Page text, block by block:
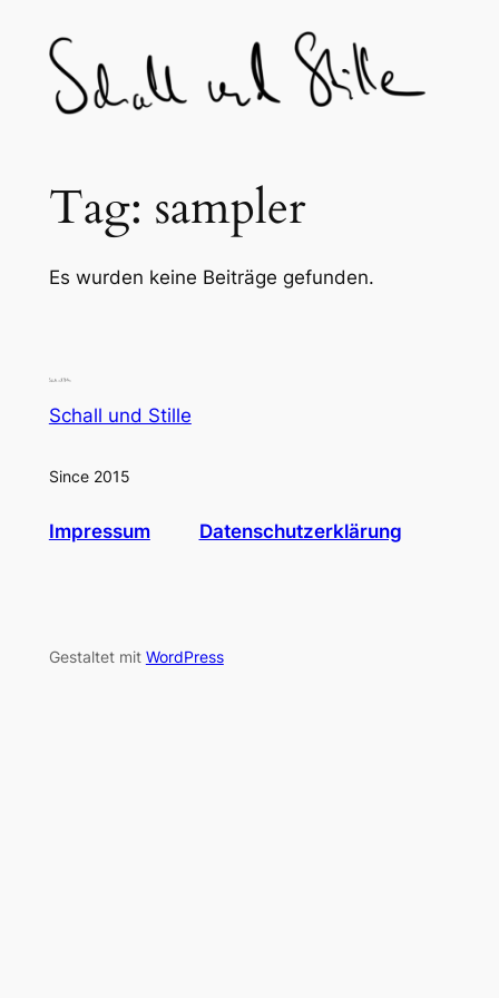
content
Tag: sampler
Es wurden keine Beiträge gefunden.
Schall und Stille
Since 2015
Impressum Datenschutzerklärung
Gestaltet mit WordPress